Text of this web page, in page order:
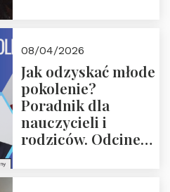
08/04/2026
Jak odzyskać młode
pokolenie?
Poradnik dla
nauczycieli i
rodziców. Odcinek